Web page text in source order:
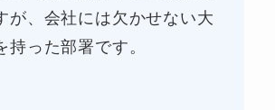
が、会社には欠かせない大
持った部署です。